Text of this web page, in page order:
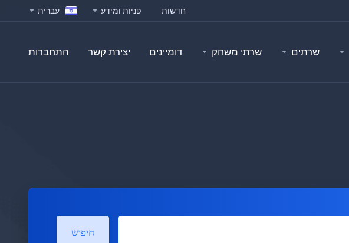
חדשות פניות ומידע עברית
שרתים שרתי משחק דומיינים יצירת קשר התחברות
חיפוש